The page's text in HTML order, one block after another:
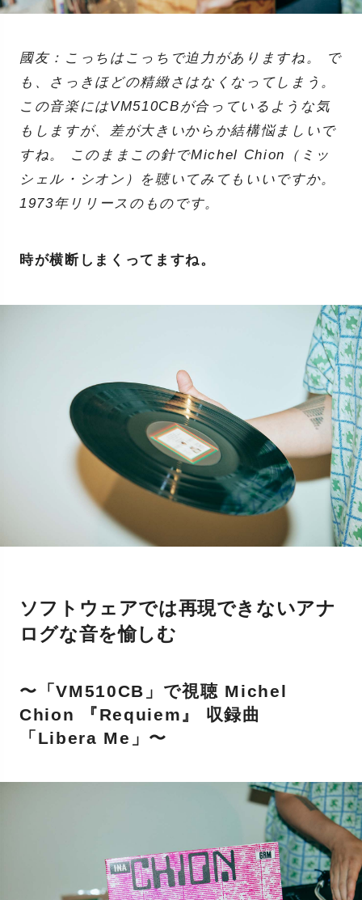
國友：こっちはこっちで迫力がありますね。 で
も、さっきほどの精緻さはなくなってしまう。
この音楽にはVM510CBが合っているような気
もしますが、差が大きいからか結構悩ましいで
すね。 このままこの針でMichel Chion（ミッ
シェル・シオン）を聴いてみてもいいですか。
1973年リリースのものです。
時が横断しまくってますね。
ソフトウェアでは再現できないアナ
ログな音を愉しむ
〜「VM510CB」で視聴 Michel
Chion 『Requiem』 収録曲
「Libera Me」〜